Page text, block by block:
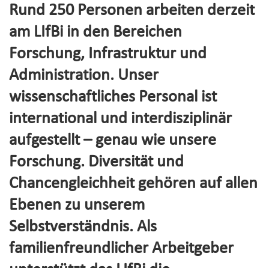
Rund 250 Personen arbeiten derzeit
am LIfBi in den Bereichen
Forschung, Infrastruktur und
Administration. Unser
wissenschaftliches Personal ist
international und interdisziplinär
aufgestellt – genau wie unsere
Forschung. Diversität und
Chancengleichheit gehören auf allen
Ebenen zu unserem
Selbstverständnis. Als
familienfreundlicher Arbeitgeber